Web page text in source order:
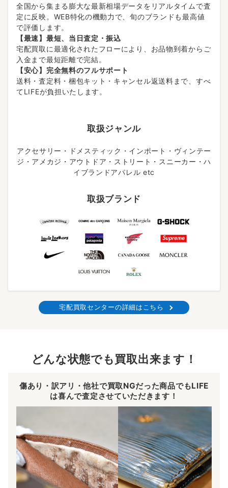
全国から集まる膨大な最新相場データをリアルタイムで査
定に反映。WEB特化の機動力で、旬のブランドも最高値
で評価します。
【最速】最短、当日査定・振込
宅配買取に最適化されたフローにより、お品物到着からご
入金まで最短距離で完結。
【安心】完全無料のフルサポート
送料・査定料・梱包キット・キャンセル返送料まで、すべ
てLIFEが負担いたします。
取扱ジャンル
アクセサリー・ドメスティック・インポート・ヴィンテー
ジ・アメカジ・アウトドア・ストリート・スニーカー・ハ
イブランドアパレル etc
取扱ブランド
宅配買取センターの詳細はこちら
どんな状態でも買取出来ます！
傷あり・訳アリ・他社で買取NGだった商品でもLIFE
は喜んで査定させていただきます！